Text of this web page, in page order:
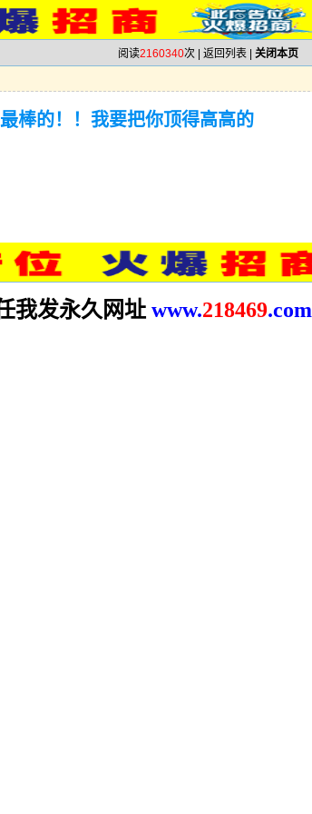
阅读2160340次 | 返回列表 关闭本页
棒的！！我要把你顶得高高的
发永久网址 www.218469.com